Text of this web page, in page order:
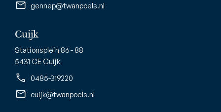
gennep@twanpoels.nl
Cuijk
Stationsplein 86 - 88
5431 CE Cuijk
0485-319220
cuijk@twanpoels.nl